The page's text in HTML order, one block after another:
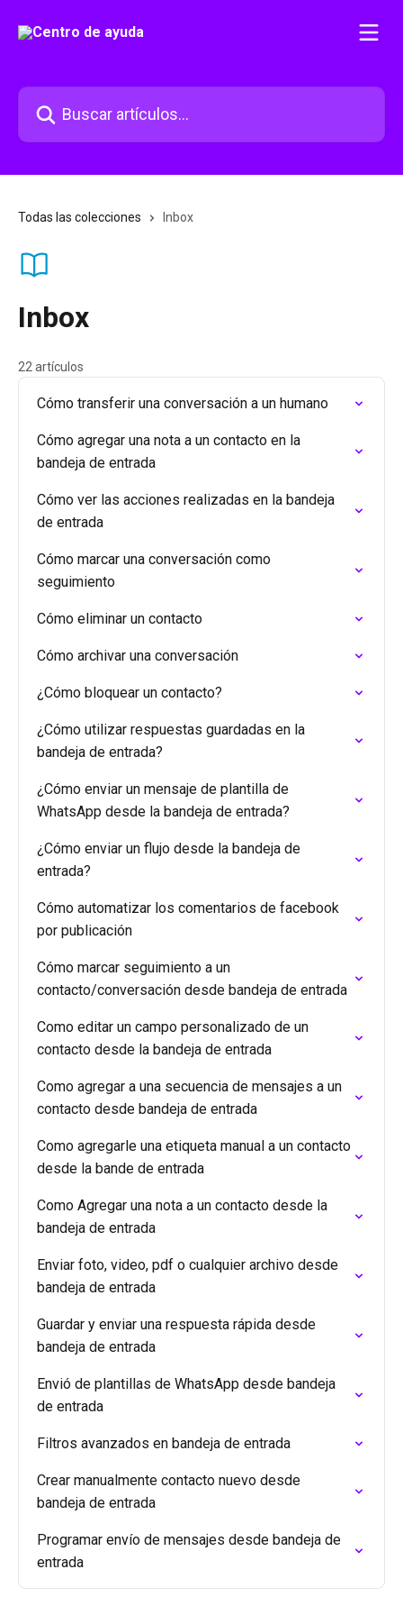
Buscar artículos...
Todas las colecciones Inbox
Inbox
22 artículos
Cómo transferir una conversación a un humano
Cómo agregar una nota a un contacto en la
bandeja de entrada
Cómo ver las acciones realizadas en la bandeja
de entrada
Cómo marcar una conversación como
seguimiento
Cómo eliminar un contacto
Cómo archivar una conversación
¿Cómo bloquear un contacto?
¿Cómo utilizar respuestas guardadas en la
bandeja de entrada?
¿Cómo enviar un mensaje de plantilla de
WhatsApp desde la bandeja de entrada?
¿Cómo enviar un flujo desde la bandeja de
entrada?
Cómo automatizar los comentarios de facebook
por publicación
Cómo marcar seguimiento a un
contacto/conversación desde bandeja de entrada
Como editar un campo personalizado de un
contacto desde la bandeja de entrada
Como agregar a una secuencia de mensajes a un
contacto desde bandeja de entrada
Como agregarle una etiqueta manual a un contacto
desde la bande de entrada
Como Agregar una nota a un contacto desde la
bandeja de entrada
Enviar foto, video, pdf o cualquier archivo desde
bandeja de entrada
Guardar y enviar una respuesta rápida desde
bandeja de entrada
Envió de plantillas de WhatsApp desde bandeja
de entrada
Filtros avanzados en bandeja de entrada
Crear manualmente contacto nuevo desde
bandeja de entrada
Programar envío de mensajes desde bandeja de
entrada